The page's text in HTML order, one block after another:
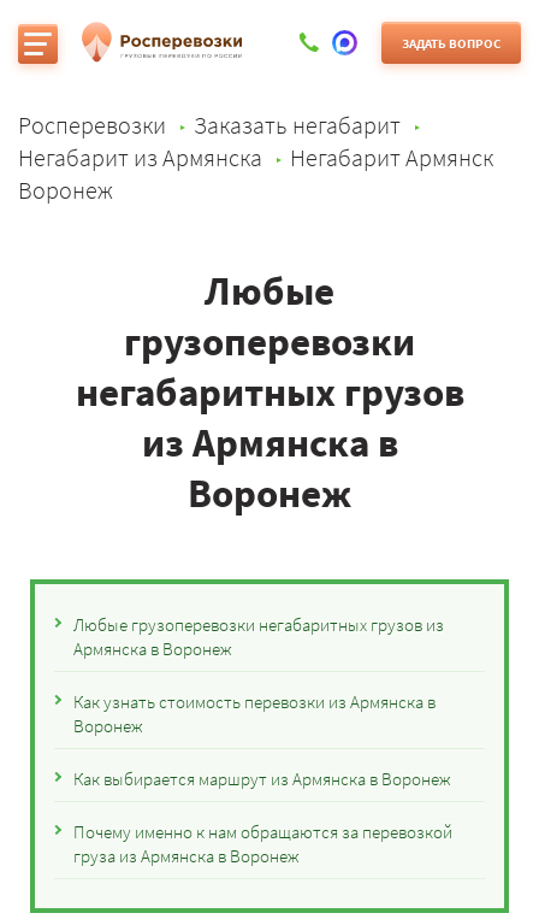
ЗАДАТЬ ВОПРОС
Росперевозки
Заказать негабарит
Негабарит из Армянска
Негабарит Армянск
Воронеж
Любые
грузоперевозки
негабаритных грузов
из Армянска в
Воронеж
Любые грузоперевозки негабаритных грузов из
Армянска в Воронеж
Как узнать стоимость перевозки из Армянска в
Воронеж
Как выбирается маршрут из Армянска в Воронеж
Почему именно к нам обращаются за перевозкой
груза из Армянска в Воронеж